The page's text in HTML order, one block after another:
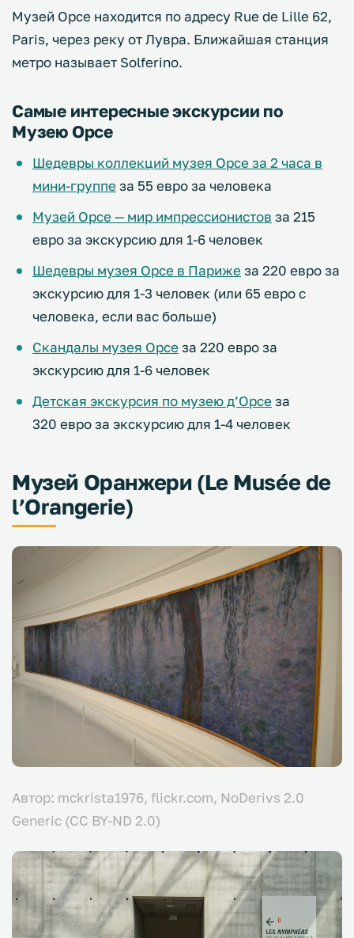
Музей Орсе находится по адресу Rue de Lille 62,
Paris, через реку от Лувра. Ближайшая станция
метро называет Solferino.
Самые интересные экскурсии по
Музею Орсе
Шедевры коллекций музея Орсе за 2 часа в
мини-группе за 55 евро за человека
Музей Орсе — мир импрессионистов за 215
евро за экскурсию для 1-6 человек
Шедевры музея Орсе в Париже за 220 евро за
экскурсию для 1-3 человек (или 65 евро с
человека, если вас больше)
Скандалы музея Орсе за 220 евро за
экскурсию для 1-6 человек
Детская экскурсия по музею д’Орсе за
320 евро за экскурсию для 1-4 человек
Музей Оранжери (Le Musée de
l’Orangerie)
Автор: mckrista1976, flickr.com, NoDerivs 2.0
Generic (CC BY-ND 2.0)